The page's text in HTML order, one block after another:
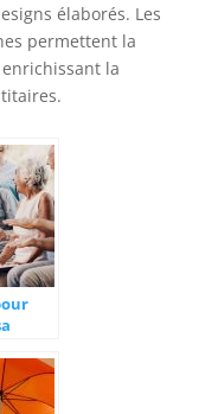
élaborés. Les
permettent la
la